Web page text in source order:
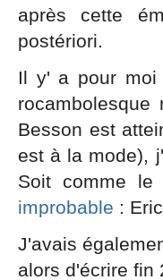
après cette
postériori.
Il y' a pour moi
Besson est
est à la mode),
Soit comme
improbable :
J'avais
alors d'écrire fin